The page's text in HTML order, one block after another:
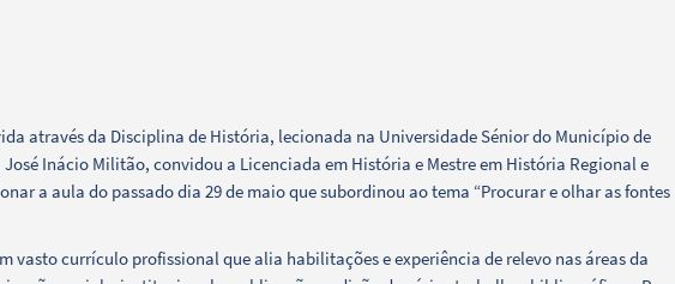
através da Disciplina de História, lecionada na Universidade Sénior do Município de
Inácio Militão, convidou a Licenciada em História e Mestre em História Regional e
a aula do passado dia 29 de maio que subordinou ao tema “Procurar e olhar as fontes
vasto currículo profissional que alia habilitações e experiência de relevo nas áreas da